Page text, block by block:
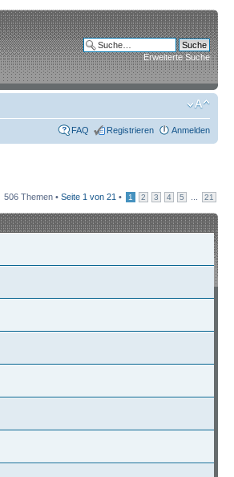
Erweiterte Suche
FAQ Registrieren Anmelden
506 Themen • Seite 1 von 21 • 1 2 3 4 5 21